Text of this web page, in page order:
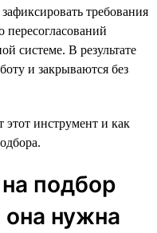
требования
пересогласований
системе. В результате
и закрываются без
этот инструмент и как
подбор
она нужна